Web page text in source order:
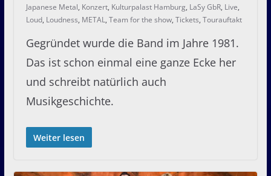
Japanese Metal, Konzert, Kulturpalast Hamburg, LaSy GbR, Live,
Loud, Loudness, METAL, Team for the show, Tickets, Tourauftakt
Gegründet wurde die Band im Jahre 1981.
Das ist schon einmal eine ganze Ecke her
und schreibt natürlich auch
Musikgeschichte.
Weiter lesen